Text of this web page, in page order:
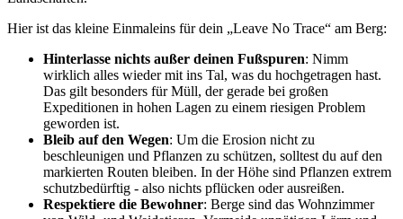
Hier ist das kleine Einmaleins für dein „Leave No Trace“ am Berg:
Hinterlasse nichts außer deinen Fußspuren: Nimm
wirklich alles wieder mit ins Tal, was du hochgetragen hast.
Das gilt besonders für Müll, der gerade bei großen
Expeditionen in hohen Lagen zu einem riesigen Problem
geworden ist.
Bleib auf den Wegen: Um die Erosion nicht zu
beschleunigen und Pflanzen zu schützen, solltest du auf den
markierten Routen bleiben. In der Höhe sind Pflanzen extrem
schutzbedürftig - also nichts pflücken oder ausreißen.
Respektiere die Bewohner: Berge sind das Wohnzimmer